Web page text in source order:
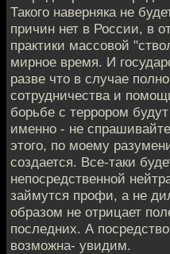
Такого наверняка не
причин нет в России, в
практики массовой
мирное время. И
разве что в случае
сотрудничества и
борьбе с террором
именно - не
этого, по моему
создается. Все-таки
непосредственной
займутся профи, а не
образом не отрицает
последних. А
возможна- увидим.